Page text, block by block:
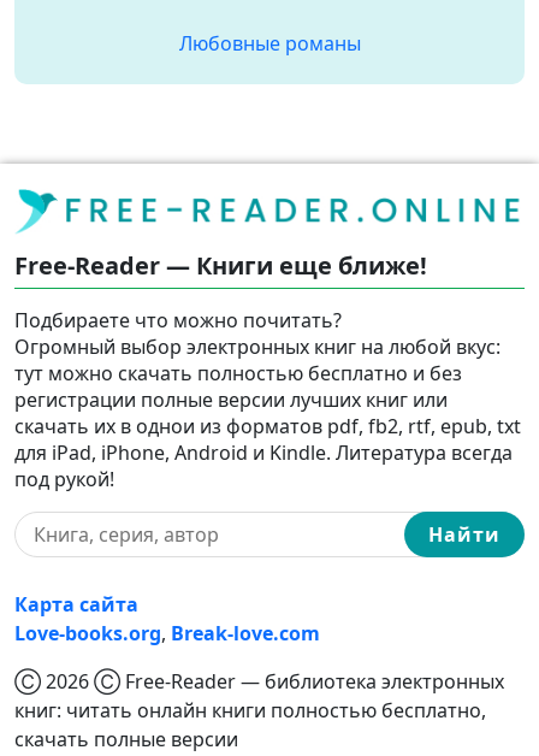
Любовные романы
Free-Reader — Книги еще ближе!
Подбираете что можно почитать?
Огромный выбор электронных книг на любой вкус:
тут можно скачать полностью бесплатно и без
регистрации полные версии лучших книг или
скачать их в однои из форматов pdf, fb2, rtf, epub, txt
для iPad, iPhone, Android и Kindle. Литература всегда
под рукой!
Найти
Карта сайта
Love-books.org, Break-love.com
Ⓒ 2026 Ⓒ Free-Reader — библиотека электронных
книг: читать онлайн книги полностью бесплатно,
скачать полные версии